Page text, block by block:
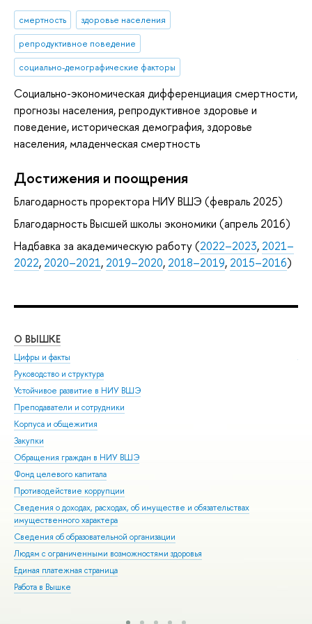
смертность
здоровье населения
репродуктивное поведение
социально-демографические факторы
Социально-экономическая дифференциация смертности,
прогнозы населения, репродуктивное здоровье и
поведение, историческая демография, здоровье
населения, младенческая смертность
Достижения и поощрения
Благодарность проректора НИУ ВШЭ (февраль 2025)
Благодарность Высшей школы экономики (апрель 2016)
Надбавка за академическую работу (2022–2023, 2021–
2022, 2020–2021, 2019–2020, 2018–2019, 2015–2016)
О ВЫШКЕ
Цифры и факты
Руководство и структура
Устойчивое развитие в НИУ ВШЭ
Преподаватели и сотрудники
Корпуса и общежития
Закупки
Обращения граждан в НИУ ВШЭ
Фонд целевого капитала
Противодействие коррупции
Сведения о доходах, расходах, об имуществе и обязательствах
имущественного характера
Сведения об образовательной организации
Людям с ограниченными возможностями здоровья
Единая платежная страница
Работа в Вышке